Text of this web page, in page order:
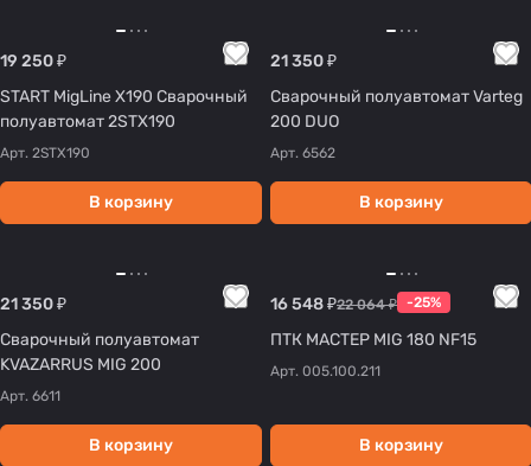
19 250 ₽
START MigLine X190 Сварочный
полуавтомат 2STX190
Арт. 2STX190
В корзину
21 350 ₽
Сварочный полуавтомат Varteg
200 DUO
Арт. 6562
В корзину
21 350 ₽
Сварочный полуавтомат
KVAZARRUS MIG 200
Арт. 6611
В корзину
16 548 ₽22 064 ₽ -25%
ПТК МАСТЕР MIG 180 NF15
Арт. 005.100.211
В корзину